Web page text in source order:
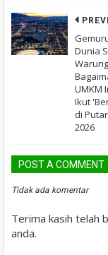
Dunia
UMKM
Ikut
di
2026
POST A COMMENT
Tidak ada komentar
Terima kasih telah
anda.